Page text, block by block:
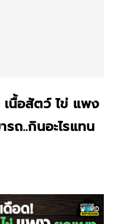
นื้อสัตว์ ไข่ แพง
ถ..กินอะไรแทน